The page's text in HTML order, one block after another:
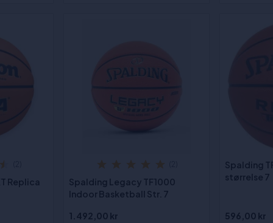
Replica
Spalding Legacy TF1000
Indoor Basketball Str. 7
1.492,00 kr
Spalding
størrelse 7
596,00 kr